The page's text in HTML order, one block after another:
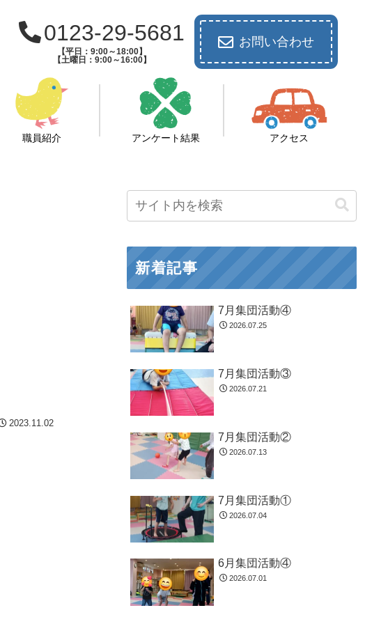
0123-29-5681
【平日：9:00～18:00】
【土曜日：9:00～16:00】
お問い合わせ
職員紹介 アンケート結果 アクセス
2023.11.02
新着記事
7月集団活動④
2026.07.25
7月集団活動③
2026.07.21
7月集団活動②
2026.07.13
7月集団活動①
2026.07.04
6月集団活動④
2026.07.01